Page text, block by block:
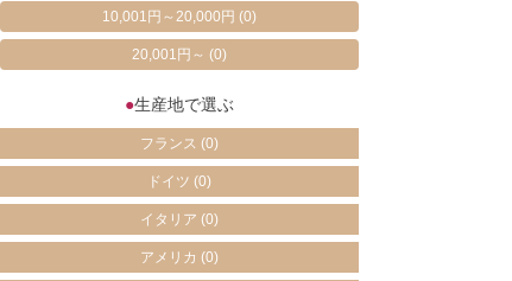
10,001円～20,000円(0)
20,001円～(0)
●生産地で選ぶ
フランス(0)
ドイツ(0)
イタリア(0)
アメリカ(0)